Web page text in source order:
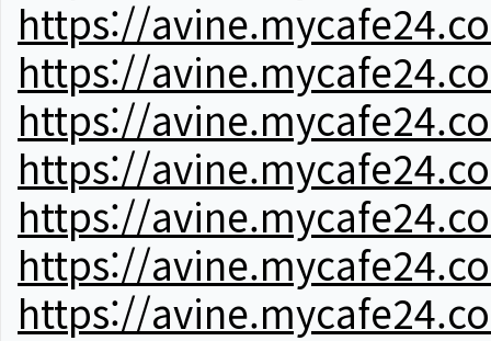
https://
https://
https://
https://
https://
https://
https://